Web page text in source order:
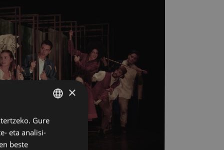
BASQUE
SPANISH
×
Gure
eta analisi-
beste